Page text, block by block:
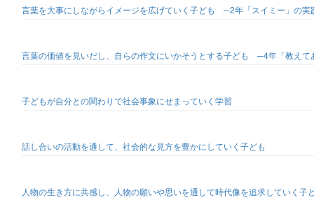
言葉を大事にしながらイメージを広げていく子ども ─2年「スイミー」の実
言葉の価値を見いだし、自らの作文にいかそうとする子ども ─4年「教え
子どもが自分との関わりで社会事象にせまっていく学習
話し合いの活動を通して、社会的な見方を豊かにしていく子ども
人物の生き方に共感し、人物の願いや思いを通して時代像を追求していく子